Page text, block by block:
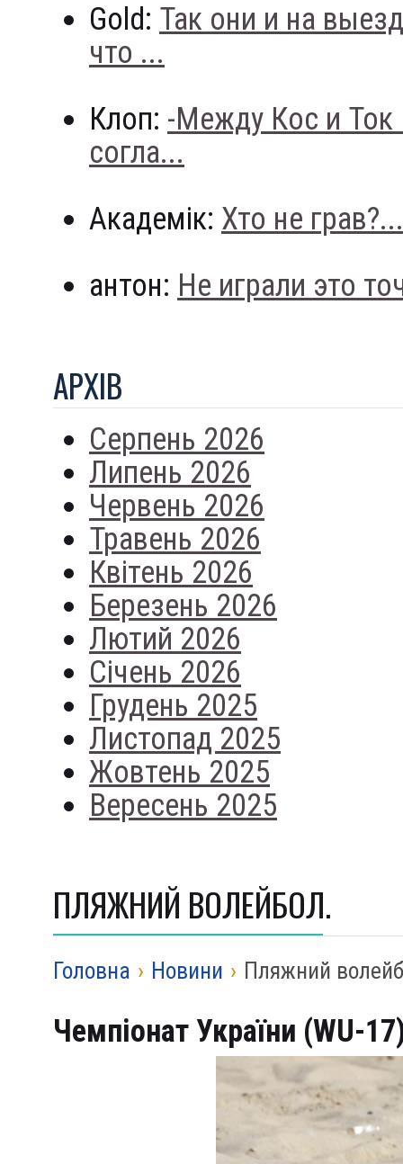
Gold: Так они и на
что ...
Клоп: -Между Кос и
согла...
Академік: Хто не грав?...
антон: Не играли это
АРХIВ
Серпень 2026
Липень 2026
Червень 2026
Травень 2026
Квітень 2026
Березень 2026
Лютий 2026
Січень 2026
Грудень 2025
Листопад 2025
Жовтень 2025
Вересень 2025
ПЛЯЖНИЙ ВОЛЕЙБОЛ.
Головна › Новини › Пляжний
Чемпіонат України (WU-17